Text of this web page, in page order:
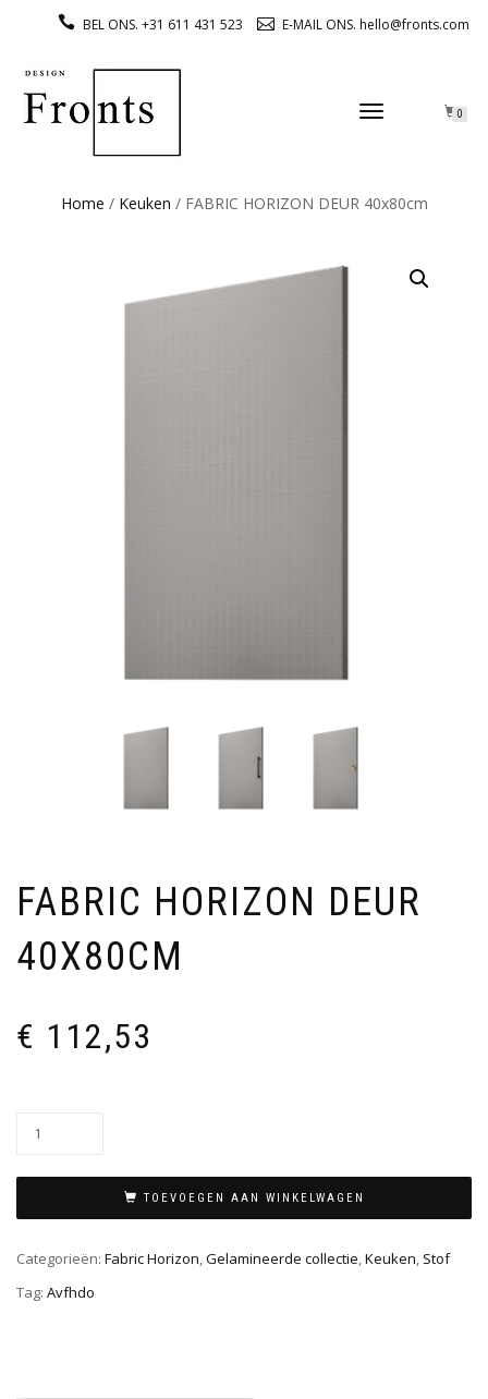
BEL ONS. +31 611 431 523 E-MAIL ONS. hello@fronts.com
TOGGLE
0
Home / Keuken / FABRIC HORIZON DEUR 40x80cm
FABRIC HORIZON DEUR
40X80CM
€ 112,53
TOEVOEGEN AAN WINKELWAGEN
Categorieën: Fabric Horizon,Gelamineerde collectie,Keuken, Stof
Tag: Avfhdo